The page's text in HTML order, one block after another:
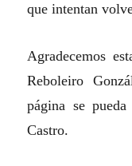
que intentan
Agradecemos
Reboleiro
página se
Castro.